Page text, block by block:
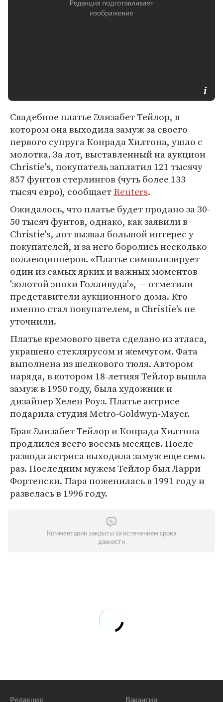
Свадебное платье Элизабет Тейлор, в
котором она выходила замуж за своего
первого супруга Конрада Хилтона, ушло с
молотка. За лот, выставленный на аукцион
Christie's, покупатель заплатил 121 тысячу
857 фунтов стерлингов (чуть более 133
тысяч евро), сообщаетReuters.
Ожидалось, что платье будет продано за 30-
50 тысяч фунтов, однако, как заявили в
Christie's, лот вызвал большой интерес у
покупателей, и за него боролись несколько
коллекционеров. «Платье символизирует
один из самых ярких и важных моментов
'золотой эпохи Голливуда'», — отметили
представители аукционного дома. Кто
именно стал покупателем, в Christie's не
уточнили.
Платье кремового цвета сделано из атласа,
украшено стеклярусом и жемчугом. Фата
выполнена из шелкового тюля. Автором
наряда, в котором 18-летняя Тейлор вышла
замуж в 1950 году, была художник и
дизайнер Хелен Роуз. Платье актрисе
подарила студия Metro-Goldwyn-Mayer.
Брак Элизабет Тейлор и Конрада Хилтона
продлился всего восемь месяцев. После
развода актриса выходила замуж еще семь
раз. Последним мужем Тейлор был Ларри
Фортенски. Пара поженилась в 1991 году и
развелась в 1996 году.
Комментарии закрыты за истечением срока
давности
Редакция Вакансии